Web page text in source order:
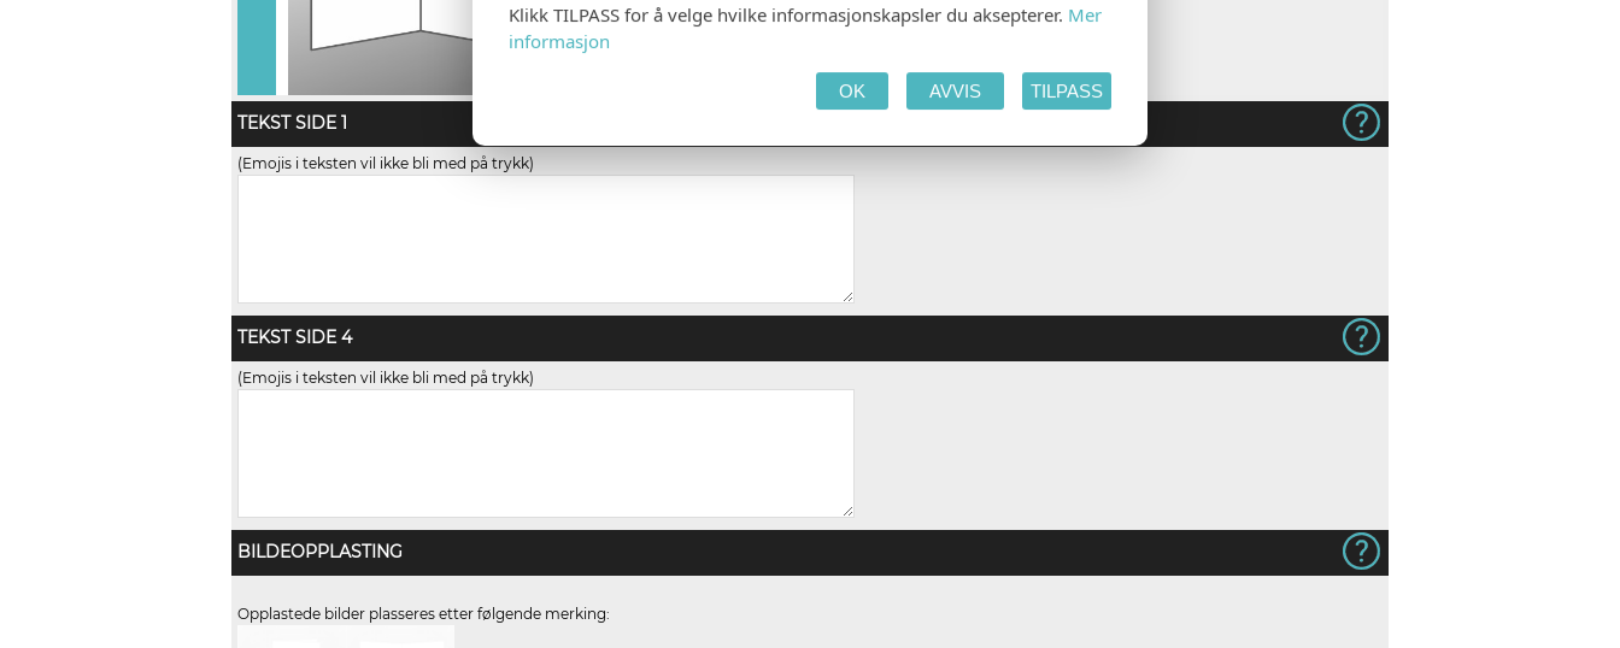
TEKST SIDE 1
(Emojis i teksten vil ikke bli med på trykk)
TEKST SIDE 4
(Emojis i teksten vil ikke bli med på trykk)
BILDEOPPLASTING
Opplastede bilder plasseres etter følgende merking:
Klikk TILPASS for å velge hvilke informasjonskapsler du aksepterer. Mer
informasjon
OK AVVIS TILPASS